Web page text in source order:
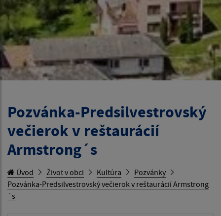
Pozvánka-Predsilvestrovský
večierok v reštaurácií
Armstrong´s
Úvod Život v obci Kultúra
Pozvánky
Pozvánka-Predsilvestrovský večierok v reštaurácií Armstrong
´s